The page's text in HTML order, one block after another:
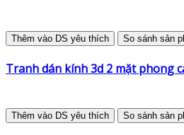
Thêm vào DS yêu thích So sánh sản
Tranh dán kính 3d 2 mặt phong
Thêm vào DS yêu thích So sánh sản